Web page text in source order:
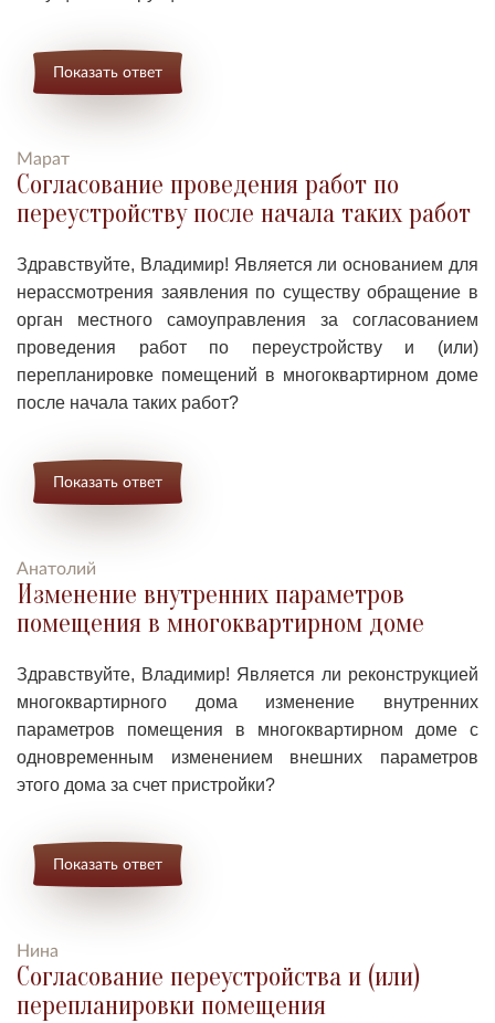
Показать ответ
Марат
Согласование проведения работ по
переустройству после начала таких работ
Здравствуйте, Владимир! Является ли основанием для
нерассмотрения заявления по существу обращение в
орган местного самоуправления за согласованием
проведения работ по переустройству и (или)
перепланировке помещений в многоквартирном доме
после начала таких работ?
Показать ответ
Анатолий
Изменение внутренних параметров
помещения в многоквартирном доме
Здравствуйте, Владимир! Является ли реконструкцией
многоквартирного дома изменение внутренних
параметров помещения в многоквартирном доме с
одновременным изменением внешних параметров
этого дома за счет пристройки?
Показать ответ
Нина
Согласование переустройства и (или)
перепланировки помещения